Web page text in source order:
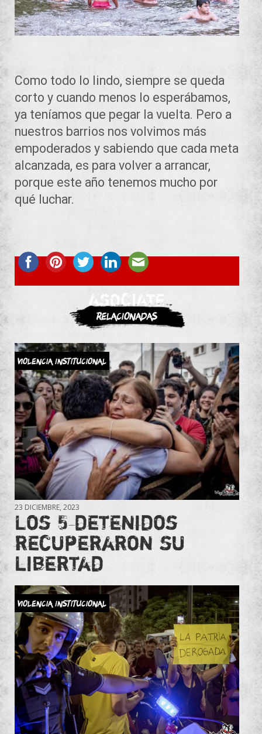
Como todo lo lindo, siempre se queda
corto y cuando menos lo esperábamos,
ya teníamos que pegar la vuelta. Pero a
nuestros barrios nos volvimos más
empoderados y sabiendo que cada meta
alcanzada, es para volver a arrancar,
porque este año tenemos mucho por
qué luchar.
ASOCIATE
Relacionadas
Violencia Institucional
23 DICIEMBRE, 2023
Los 5 detenidos
recuperaron su
libertad
Violencia Institucional